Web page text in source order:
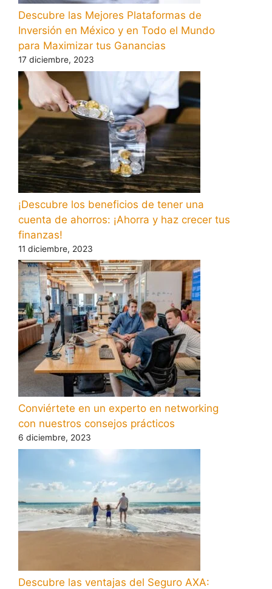
Descubre las Mejores Plataformas de
Inversión en México y en Todo el Mundo
para Maximizar tus Ganancias
17 diciembre, 2023
¡Descubre los beneficios de tener una
cuenta de ahorros: ¡Ahorra y haz crecer tus
finanzas!
11 diciembre, 2023
Conviértete en un experto en networking
con nuestros consejos prácticos
6 diciembre, 2023
Descubre las ventajas del Seguro AXA: